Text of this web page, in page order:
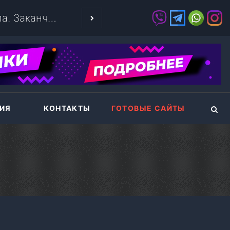
ПРАВА
КОНТАКТЫ ГОТОВЫЕ САЙТЫ